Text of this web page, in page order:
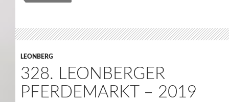
LEONBERG
328. LEONBERGER
PFERDEMARKT – 2019